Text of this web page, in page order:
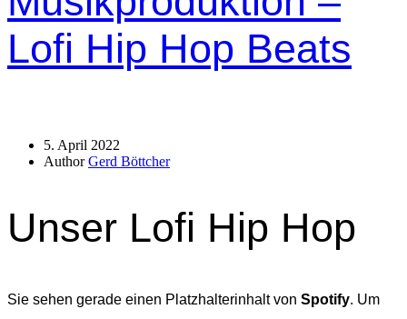
Lofi Hip Hop Beats
5. April 2022
AuthorGerd Böttcher
Unser Lofi Hip Hop
Sie sehen gerade einen Platzhalterinhalt von Spotify. Um